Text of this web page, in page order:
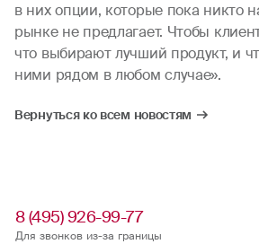
в них опции, которые пока никто
рынке не предлагает. Чтобы
что выбирают лучший продукт, и
ними рядом в любом случае».
Вернуться ко всем новостям
8 (495) 926-99-77
Для звонков из-за границы